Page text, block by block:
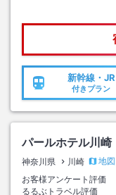
新幹線・JR
付きプラン
パールホテル川崎
神奈川県 川崎
地図
お客様アンケート評価
るるぶトラベル評価